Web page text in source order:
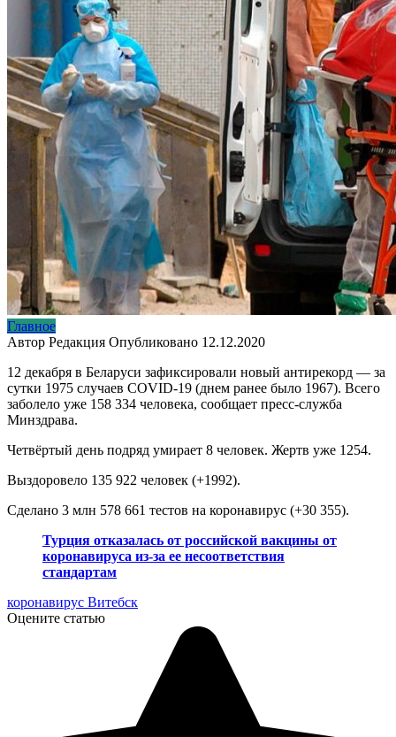
Главное
Автор Редакция Опубликовано 12.12.2020
12 декабря в Беларуси зафиксировали новый антирекорд — за
сутки 1975 случаев COVID-19 (днем ранее было 1967). Всего
заболело уже 158 334 человека, сообщает пресс-служба
Минздрава.
Четвёртый день подряд умирает 8 человек. Жертв уже 1254.
Выздоровело 135 922 человек (+1992).
Сделано 3 млн 578 661 тестов на коронавирус (+30 355).
Турция отказалась от российской вакцины от
коронавируса из-за ее несоответствия
стандартам
коронавирус Витебск
Оцените статью